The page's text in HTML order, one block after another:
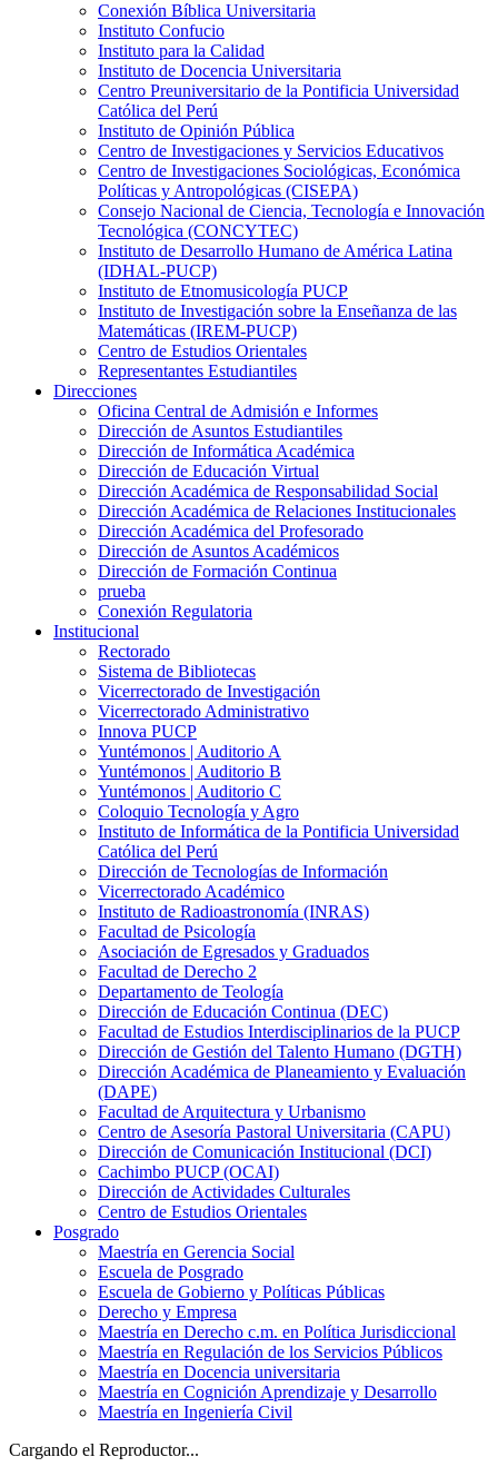
Conexión Bíblica Universitaria
Instituto Confucio
Instituto para la Calidad
Instituto de Docencia Universitaria
Centro Preuniversitario de la Pontificia Universidad
Católica del Perú
Instituto de Opinión Pública
Centro de Investigaciones y Servicios Educativos
Centro de Investigaciones Sociológicas, Económica
Políticas y Antropológicas (CISEPA)
Consejo Nacional de Ciencia, Tecnología e Innovación
Tecnológica (CONCYTEC)
Instituto de Desarrollo Humano de América Latina
(IDHAL-PUCP)
Instituto de Etnomusicología PUCP
Instituto de Investigación sobre la Enseñanza de las
Matemáticas (IREM-PUCP)
Centro de Estudios Orientales
Representantes Estudiantiles
Direcciones
Oficina Central de Admisión e Informes
Dirección de Asuntos Estudiantiles
Dirección de Informática Académica
Dirección de Educación Virtual
Dirección Académica de Responsabilidad Social
Dirección Académica de Relaciones Institucionales
Dirección Académica del Profesorado
Dirección de Asuntos Académicos
Dirección de Formación Continua
prueba
Conexión Regulatoria
Institucional
Rectorado
Sistema de Bibliotecas
Vicerrectorado de Investigación
Vicerrectorado Administrativo
Innova PUCP
Yuntémonos | Auditorio A
Yuntémonos | Auditorio B
Yuntémonos | Auditorio C
Coloquio Tecnología y Agro
Instituto de Informática de la Pontificia Universidad
Católica del Perú
Dirección de Tecnologías de Información
Vicerrectorado Académico
Instituto de Radioastronomía (INRAS)
Facultad de Psicología
Asociación de Egresados y Graduados
Facultad de Derecho 2
Departamento de Teología
Dirección de Educación Continua (DEC)
Facultad de Estudios Interdisciplinarios de la PUCP
Dirección de Gestión del Talento Humano (DGTH)
Dirección Académica de Planeamiento y Evaluación
(DAPE)
Facultad de Arquitectura y Urbanismo
Centro de Asesoría Pastoral Universitaria (CAPU)
Dirección de Comunicación Institucional (DCI)
Cachimbo PUCP (OCAI)
Dirección de Actividades Culturales
Centro de Estudios Orientales
Posgrado
Maestría en Gerencia Social
Escuela de Posgrado
Escuela de Gobierno y Políticas Públicas
Derecho y Empresa
Maestría en Derecho c.m. en Política Jurisdiccional
Maestría en Regulación de los Servicios Públicos
Maestría en Docencia universitaria
Maestría en Cognición Aprendizaje y Desarrollo
Maestría en Ingeniería Civil
Cargando el Reproductor...